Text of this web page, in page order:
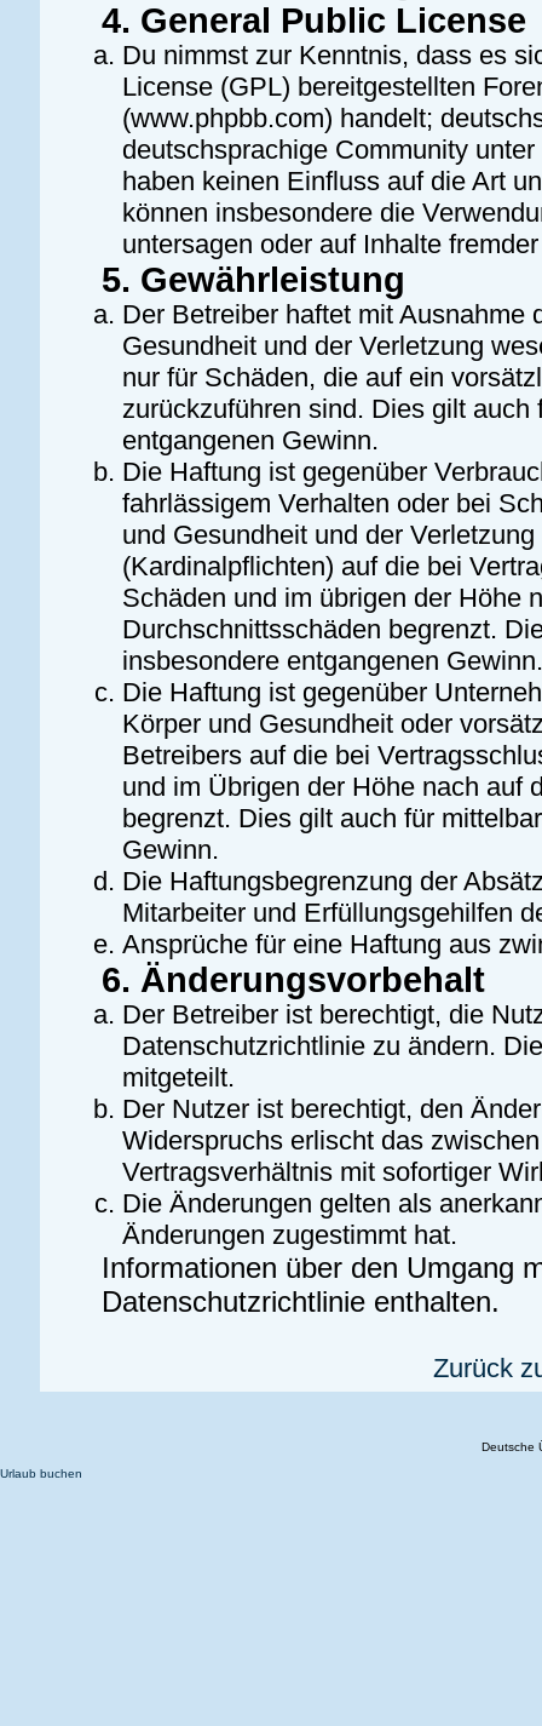
4. General Public License
Du nimmst zur Kenntnis, dass es
License (GPL) bereitgestellten
(www.phpbb.com) handelt;
deutschsprachige Community
haben keinen Einfluss auf die Art
können insbesondere die
untersagen oder auf Inhalte
5. Gewährleistung
Der Betreiber haftet mit Ausnahme
Gesundheit und der Verletzung
nur für Schäden, die auf ein
zurückzuführen sind. Dies gilt
entgangenen Gewinn.
Die Haftung ist gegenüber
fahrlässigem Verhalten oder bei
und Gesundheit und der
(Kardinalpflichten) auf die bei
Schäden und im übrigen der Höhe
Durchschnittsschäden begrenzt.
insbesondere entgangenen Gewinn.
Die Haftung ist gegenüber
Körper und Gesundheit oder
Betreibers auf die bei
und im Übrigen der Höhe nach auf
begrenzt. Dies gilt auch für
Gewinn.
Die Haftungsbegrenzung der
Mitarbeiter und Erfüllungsgehilfen
Ansprüche für eine Haftung aus
6. Änderungsvorbehalt
Der Betreiber ist berechtigt, die
Datenschutzrichtlinie zu ändern.
mitgeteilt.
Der Nutzer ist berechtigt, den
Widerspruchs erlischt das
Vertragsverhältnis mit sofortiger
Die Änderungen gelten als
Änderungen zugestimmt hat.
Informationen über den Umgang
Datenschutzrichtlinie enthalten.
Zurück
Deutsche
Urlaub buchen